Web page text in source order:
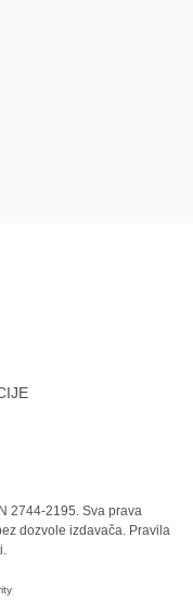
2744-2195. Sva prava
dozvole izdavača. Pravila